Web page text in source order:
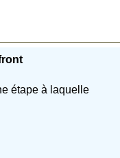
étape à laquelle